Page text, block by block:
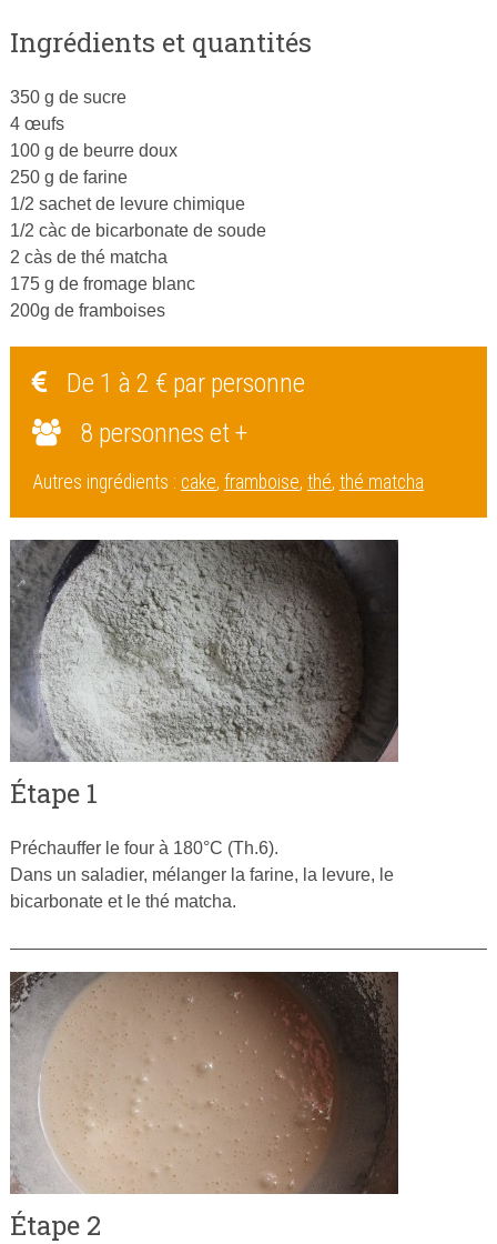
Ingrédients et quantités
350 g de sucre
4 œufs
100 g de beurre doux
250 g de farine
1/2 sachet de levure chimique
1/2 càc de bicarbonate de soude
2 càs de thé matcha
175 g de fromage blanc
200g de framboises
De 1 à 2 € par personne
8 personnes et +
Autres ingrédients : cake, framboise, thé, thé matcha
Étape 1
Préchauffer le four à 180°C (Th.6).
Dans un saladier, mélanger la farine, la levure, le
bicarbonate et le thé matcha.
Étape 2